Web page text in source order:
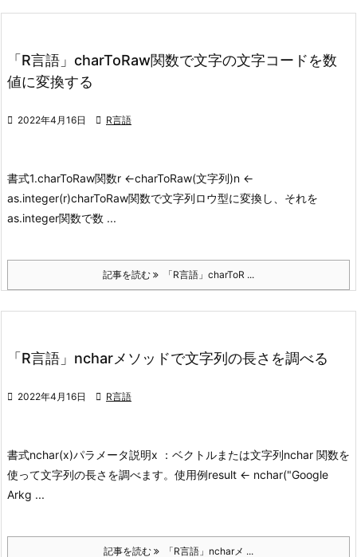
「R言語」charToRaw関数で文字の文字コードを数
値に変換する
 2022年4月16日  R言語
書式1.charToRaw関数r <-charToRaw(文字列)n <-
as.integer(r)charToRaw関数で文字列ロウ型に変換し、それを
as.integer関数で数 ...
記事を読む 「R言語」charToR ...
「R言語」ncharメソッドで文字列の長さを調べる
 2022年4月16日  R言語
書式nchar(x)パラメータ説明x ：ベクトルまたは文字列nchar 関数を
使って文字列の長さを調べます。 使用例result <- nchar("Google
Arkg ...
記事を読む 「R言語」ncharメ ...